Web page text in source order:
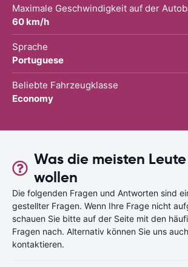
Maximale Geschwindigkeit auf der
60 km/h
Sprache
Portuguese
Beliebte Fahrzeugklasse
Economy
Was die meisten
wollen
Die folgenden Fragen und Antworten sind
gestellter Fragen. Wenn Ihre Frage nicht
schauen Sie bitte auf der Seite mit den
Fragen nach. Alternativ können Sie uns
kontaktieren.